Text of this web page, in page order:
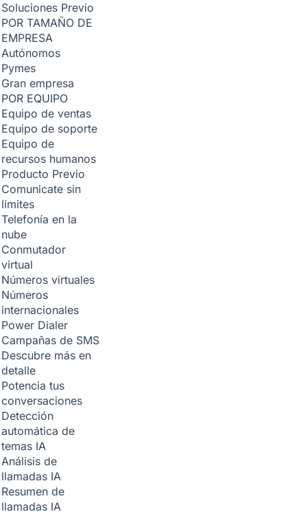
Soluciones Previo
POR TAMAÑO DE
EMPRESA
Autónomos
Pymes
Gran empresa
POR EQUIPO
Equipo de ventas
Equipo de soporte
Equipo de
recursos humanos
Producto Previo
Comunicate sin
límites
Telefonía en la
nube
Conmutador
virtual
Números virtuales
Números
internacionales
Power Dialer
Campañas de SMS
Descubre más en
detalle
Potencia tus
conversaciones
Detección
automática de
temas IA
Análisis de
llamadas IA
Resumen de
llamadas IA